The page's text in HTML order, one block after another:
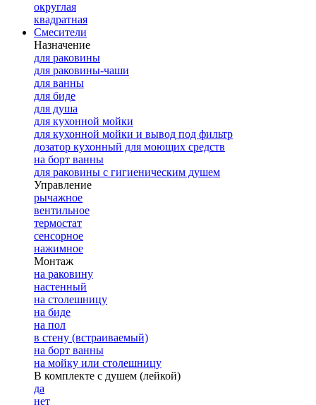
округлая
квадратная
Смесители
Назначение
для раковины
для раковины-чаши
для ванны
для биде
для душа
для кухонной мойки
для кухонной мойки и вывод под фильтр
дозатор кухонный для моющих средств
на борт ванны
для раковины с гигиеническим душем
Управление
рычажное
вентильное
термостат
сенсорное
нажимное
Монтаж
на раковину
настенный
на столешницу
на биде
на пол
в стену (встраиваемый)
на борт ванны
на мойку или столешницу
В комплекте с душем (лейкой)
да
нет